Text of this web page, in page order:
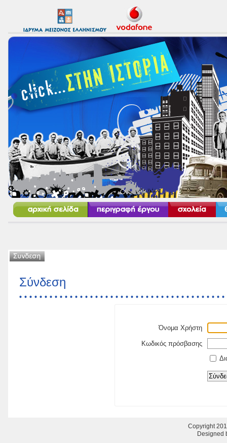
Σύνδεση
Όνομα Χρήστη
Κωδικός πρόσβασης
Copyright
Designed